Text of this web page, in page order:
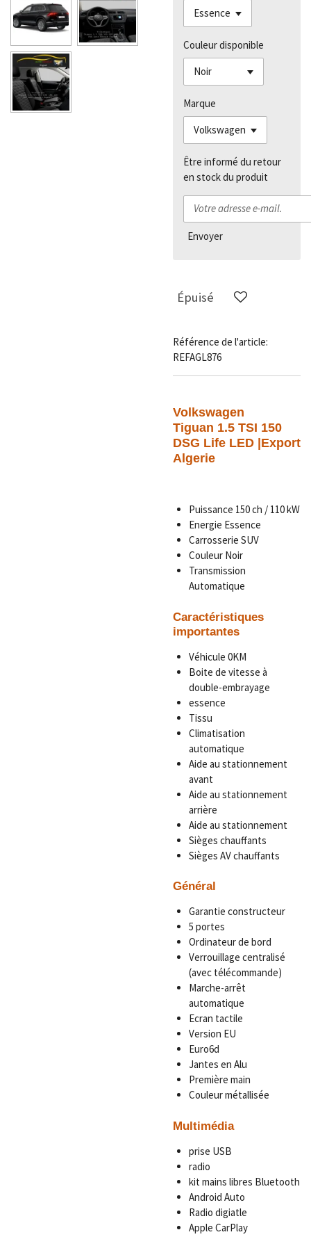
Couleur disponible
Marque
Être informé du retour
en stock du produit
Envoyer
Épuisé
Référence de l'article:
REFAGL876
Volkswagen
Tiguan 1.5 TSI 150
DSG Life LED |Export
Algerie
Puissance 150 ch / 110 kW
Energie Essence
Carrosserie SUV
Couleur Noir
Transmission
Automatique
Caractéristiques
importantes
Véhicule 0KM
Boite de vitesse à
double-embrayage
essence
Tissu
Climatisation
automatique
Aide au stationnement
avant
Aide au stationnement
arrière
Aide au stationnement
Sièges chauffants
Sièges AV chauffants
Général
Garantie constructeur
5 portes
Ordinateur de bord
Verrouillage centralisé
(avec télécommande)
Marche-arrêt
automatique
Ecran tactile
Version EU
Euro6d
Jantes en Alu
Première main
Couleur métallisée
Multimédia
prise USB
radio
kit mains libres Bluetooth
Android Auto
Radio digiatle
Apple CarPlay